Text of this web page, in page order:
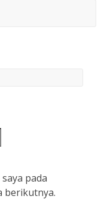
pada
berikutnya.